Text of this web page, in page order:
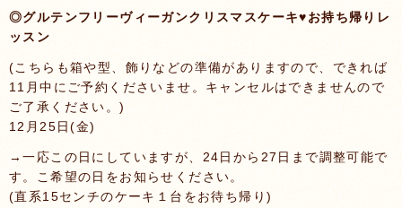
◎グルテンフリーヴィーガンクリスマスケーキ♥️お持ち帰りレ
ッスン
(こちらも箱や型、飾りなどの準備がありますので、できれば
11月中にご予約くださいませ。キャンセルはできませんので
ご了承ください。)
12月25日(金)
→一応この日にしていますが、24日から27日まで調整可能で
す。こ希望の日をお知らせください。
(直系15センチのケーキ１台をお待ち帰り)